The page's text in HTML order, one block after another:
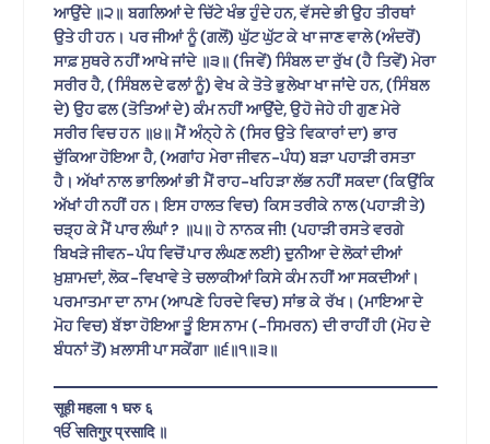
ਆਉਂਦੇ ॥੨॥ ਬਗਲਿਆਂ ਦੇ ਚਿੱਟੇ ਖੰਭ ਹੁੰਦੇ ਹਨ, ਵੱਸਦੇ ਭੀ ਉਹ ਤੀਰਥਾਂ
ਉਤੇ ਹੀ ਹਨ। ਪਰ ਜੀਆਂ ਨੂੰ (ਗਲੋਂ) ਘੁੱਟ ਘੁੱਟ ਕੇ ਖਾ ਜਾਣ ਵਾਲੇ (ਅੰਦਰੋਂ)
ਸਾਫ਼ ਸੁਥਰੇ ਨਹੀਂ ਆਖੇ ਜਾਂਦੇ ॥੩॥ (ਜਿਵੇਂ) ਸਿੰਬਲ ਦਾ ਰੁੱਖ (ਹੈ ਤਿਵੇਂ) ਮੇਰਾ
ਸਰੀਰ ਹੈ, (ਸਿੰਬਲ ਦੇ ਫਲਾਂ ਨੂੰ) ਵੇਖ ਕੇ ਤੋਤੇ ਭੁਲੇਖਾ ਖਾ ਜਾਂਦੇ ਹਨ, (ਸਿੰਬਲ
ਦੇ) ਉਹ ਫਲ (ਤੋਤਿਆਂ ਦੇ) ਕੰਮ ਨਹੀਂ ਆਉਂਦੇ, ਉਹੋ ਜੇਹੇ ਹੀ ਗੁਣ ਮੇਰੇ
ਸਰੀਰ ਵਿਚ ਹਨ ॥੪॥ ਮੈਂ ਅੰਨ੍ਹੇ ਨੇ (ਸਿਰ ਉਤੇ ਵਿਕਾਰਾਂ ਦਾ) ਭਾਰ
ਚੁੱਕਿਆ ਹੋਇਆ ਹੈ, (ਅਗਾਂਹ ਮੇਰਾ ਜੀਵਨ-ਪੰਧ) ਬੜਾ ਪਹਾੜੀ ਰਸਤਾ
ਹੈ। ਅੱਖਾਂ ਨਾਲ ਭਾਲਿਆਂ ਭੀ ਮੈਂ ਰਾਹ-ਖਹਿੜਾ ਲੱਭ ਨਹੀਂ ਸਕਦਾ (ਕਿਉਂਕਿ
ਅੱਖਾਂ ਹੀ ਨਹੀਂ ਹਨ। ਇਸ ਹਾਲਤ ਵਿਚ) ਕਿਸ ਤਰੀਕੇ ਨਾਲ (ਪਹਾੜੀ ਤੇ)
ਚੜ੍ਹ ਕੇ ਮੈਂ ਪਾਰ ਲੰਘਾਂ ? ॥੫॥ ਹੇ ਨਾਨਕ ਜੀ! (ਪਹਾੜੀ ਰਸਤੇ ਵਰਗੇ
ਬਿਖੜੇ ਜੀਵਨ-ਪੰਧ ਵਿਚੋਂ ਪਾਰ ਲੰਘਣ ਲਈ) ਦੁਨੀਆ ਦੇ ਲੋਕਾਂ ਦੀਆਂ
ਖ਼ੁਸ਼ਾਮਦਾਂ, ਲੋਕ-ਵਿਖਾਵੇ ਤੇ ਚਲਾਕੀਆਂ ਕਿਸੇ ਕੰਮ ਨਹੀਂ ਆ ਸਕਦੀਆਂ।
ਪਰਮਾਤਮਾ ਦਾ ਨਾਮ (ਆਪਣੇ ਹਿਰਦੇ ਵਿਚ) ਸਾਂਭ ਕੇ ਰੱਖ। (ਮਾਇਆ ਦੇ
ਮੋਹ ਵਿਚ) ਬੱਝਾ ਹੋਇਆ ਤੂੰ ਇਸ ਨਾਮ (-ਸਿਮਰਨ) ਦੀ ਰਾਹੀਂ ਹੀ (ਮੋਹ ਦੇ
ਬੰਧਨਾਂ ਤੋਂ) ਖ਼ਲਾਸੀ ਪਾ ਸਕੇਂਗਾ ॥੬॥੧॥੩॥
सूही महला १ घरु ६
ੴ सतिगुर प्रसादि ॥